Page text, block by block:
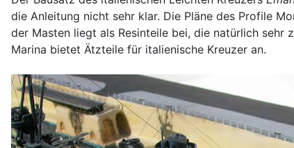
die Anleitung nicht sehr klar. Die Pläne des Profile
der Masten liegt als Resinteile bei, die natürlich sehr
Marina bietet Ätzteile für italienische Kreuzer an.